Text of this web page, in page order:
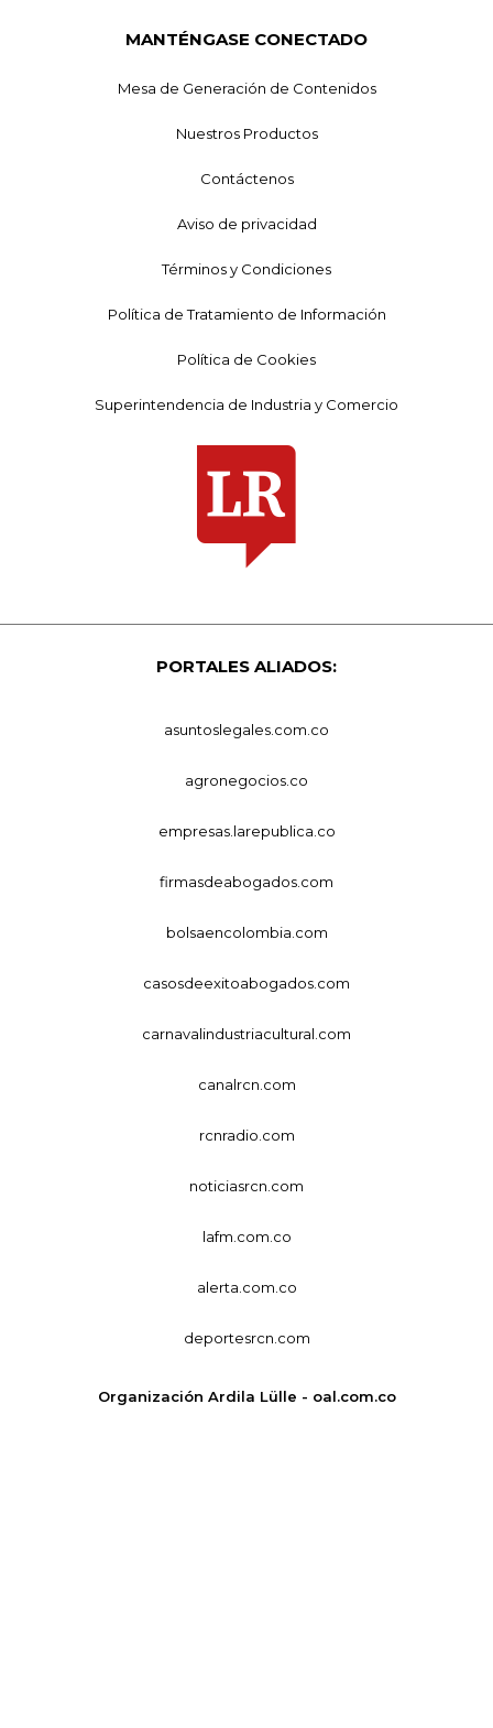
MANTÉNGASE CONECTADO
Mesa de Generación de Contenidos
Nuestros Productos
Contáctenos
Aviso de privacidad
Términos y Condiciones
Política de Tratamiento de Información
Política de Cookies
Superintendencia de Industria y Comercio
PORTALES ALIADOS:
asuntoslegales.com.co
agronegocios.co
empresas.larepublica.co
firmasdeabogados.com
bolsaencolombia.com
casosdeexitoabogados.com
carnavalindustriacultural.com
canalrcn.com
rcnradio.com
noticiasrcn.com
lafm.com.co
alerta.com.co
deportesrcn.com
Organización Ardila Lülle - oal.com.co